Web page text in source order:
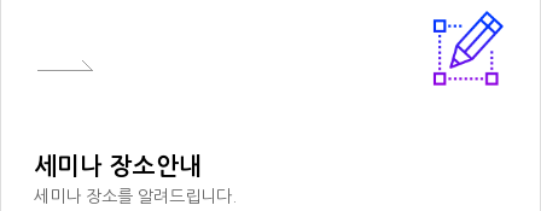
세미나 장소안내
세미나 장소를 알려드립니다.